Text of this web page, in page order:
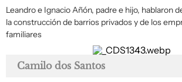
Leandro e Ignacio Añón, padre e hijo, hablaron
la construcción de barrios privados y de los
familiares
Camilo dos Santos